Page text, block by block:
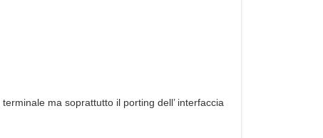
ma soprattutto il porting dell’ interfaccia